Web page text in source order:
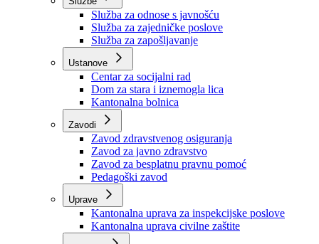
Organizacije
Službe
Služba za odnose s javnošću
Služba za zajedničke poslove
Služba za zapošljavanje
Ustanove
Centar za socijalni rad
Dom za stara i iznemogla lica
Kantonalna bolnica
Zavodi
Zavod zdravstvenog osiguranja
Zavod za javno zdravstvo
Zavod za besplatnu pravnu pomoć
Pedagoški zavod